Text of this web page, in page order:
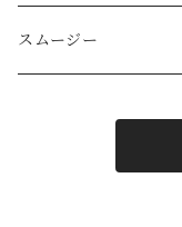
スムージー